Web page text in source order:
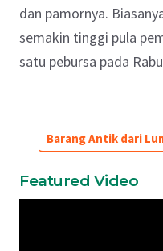
dan pamornya.
semakin tinggi pula
satu pebursa pada
Barang Antik dari
Featured Video